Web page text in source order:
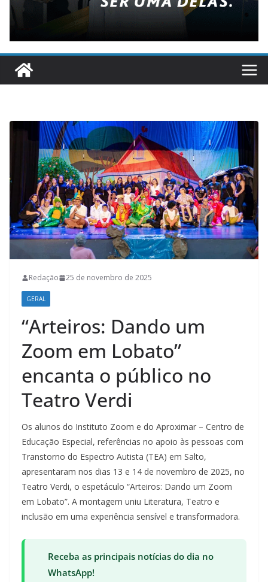
Redação 25 de novembro de 2025
GERAL
“Arteiros: Dando um
Zoom em Lobato”
encanta o público no
Teatro Verdi
Os alunos do Instituto Zoom e do Aproximar – Centro de
Educação Especial, referências no apoio às pessoas com
Transtorno do Espectro Autista (TEA) em Salto,
apresentaram nos dias 13 e 14 de novembro de 2025, no
Teatro Verdi, o espetáculo “Arteiros: Dando um Zoom
em Lobato”. A montagem uniu Literatura, Teatro e
inclusão em uma experiência sensível e transformadora.
Receba as principais notícias do dia no
WhatsApp!